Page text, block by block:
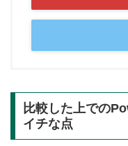
比較した上での
イチな点